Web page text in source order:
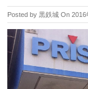
Posted by 黒鉄城 On 2016